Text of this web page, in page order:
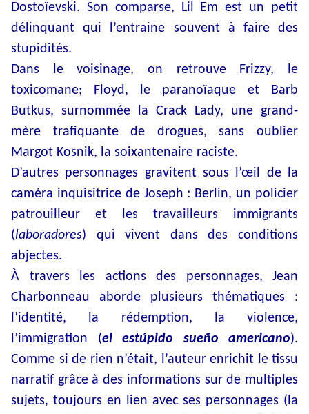
Dostoïevski. Son comparse, Lil Em est un petit
délinquant qui l’entraine souvent à faire des
stupidités.
Dans le voisinage, on retrouve Frizzy, le
toxicomane; Floyd, le paranoïaque et Barb
Butkus, surnommée la Crack Lady, une grand-
mère trafiquante de drogues, sans oublier
Margot Kosnik, la soixantenaire raciste.
D’autres personnages gravitent sous l’œil de la
caméra inquisitrice de Joseph : Berlin, un policier
patrouilleur et les travailleurs immigrants
(laboradores) qui vivent dans des conditions
abjectes.
À travers les actions des personnages, Jean
Charbonneau aborde plusieurs thématiques :
l’identité, la rédemption, la violence,
l’immigration (el estúpido sueño americano).
Comme si de rien n’était, l’auteur enrichit le tissu
narratif grâce à des informations sur de multiples
sujets, toujours en lien avec ses personnages (la